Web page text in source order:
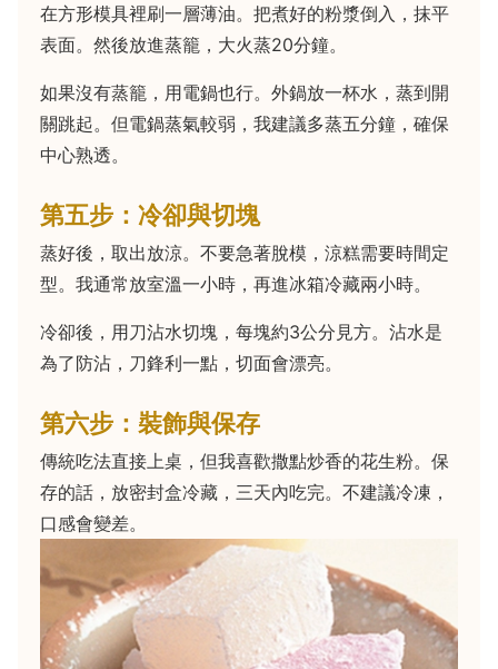
在方形模具裡刷一層薄油。把煮好的粉漿倒入，抹平
表面。然後放進蒸籠，大火蒸20分鐘。
如果沒有蒸籠，用電鍋也行。外鍋放一杯水，蒸到開
關跳起。但電鍋蒸氣較弱，我建議多蒸五分鐘，確保
中心熟透。
第五步：冷卻與切塊
蒸好後，取出放涼。不要急著脫模，涼糕需要時間定
型。我通常放室溫一小時，再進冰箱冷藏兩小時。
冷卻後，用刀沾水切塊，每塊約3公分見方。沾水是
為了防沾，刀鋒利一點，切面會漂亮。
第六步：裝飾與保存
傳統吃法直接上桌，但我喜歡撒點炒香的花生粉。保
存的話，放密封盒冷藏，三天內吃完。不建議冷凍，
口感會變差。